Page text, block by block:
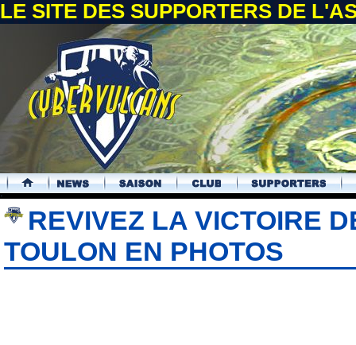
LE SITE DES SUPPORTERS DE
.
REVIVEZ LA VICTOIRE
TOULON EN PHOTOS